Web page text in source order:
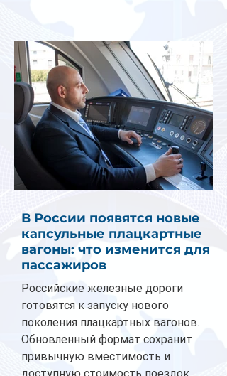
В России появятся новые
капсульные плацкартные
вагоны: что изменится для
пассажиров
Российские железные дороги
готовятся к запуску нового
поколения плацкартных вагонов.
Обновленный формат сохранит
привычную вместимость и
доступную стоимость поездок,